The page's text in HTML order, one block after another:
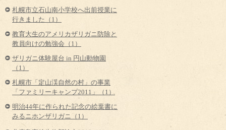
札幌市立石山南小学校へ出前授業に
行きました（1）
教育大生のアメリカザリガニ防除と
教員向けの勉強会（1）
ザリガニ体験屋台 in 円山動物園
（1）
札幌市「定山渓自然の村」の事業
「ファミリーキャンプ2011」（1）
明治44年に作られた記念の絵葉書に
みるニホンザリガニ（1）